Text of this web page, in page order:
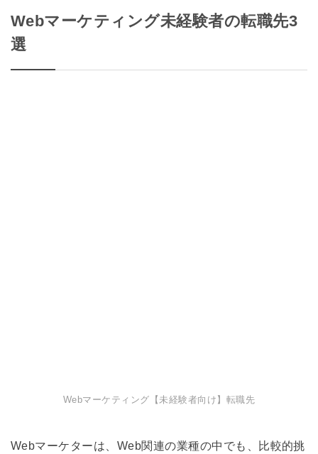
Webマーケティング未経験者の転職先3
選
Webマーケティング【未経験者向け】転職先
Webマーケターは、Web関連の業種の中でも、比較的挑